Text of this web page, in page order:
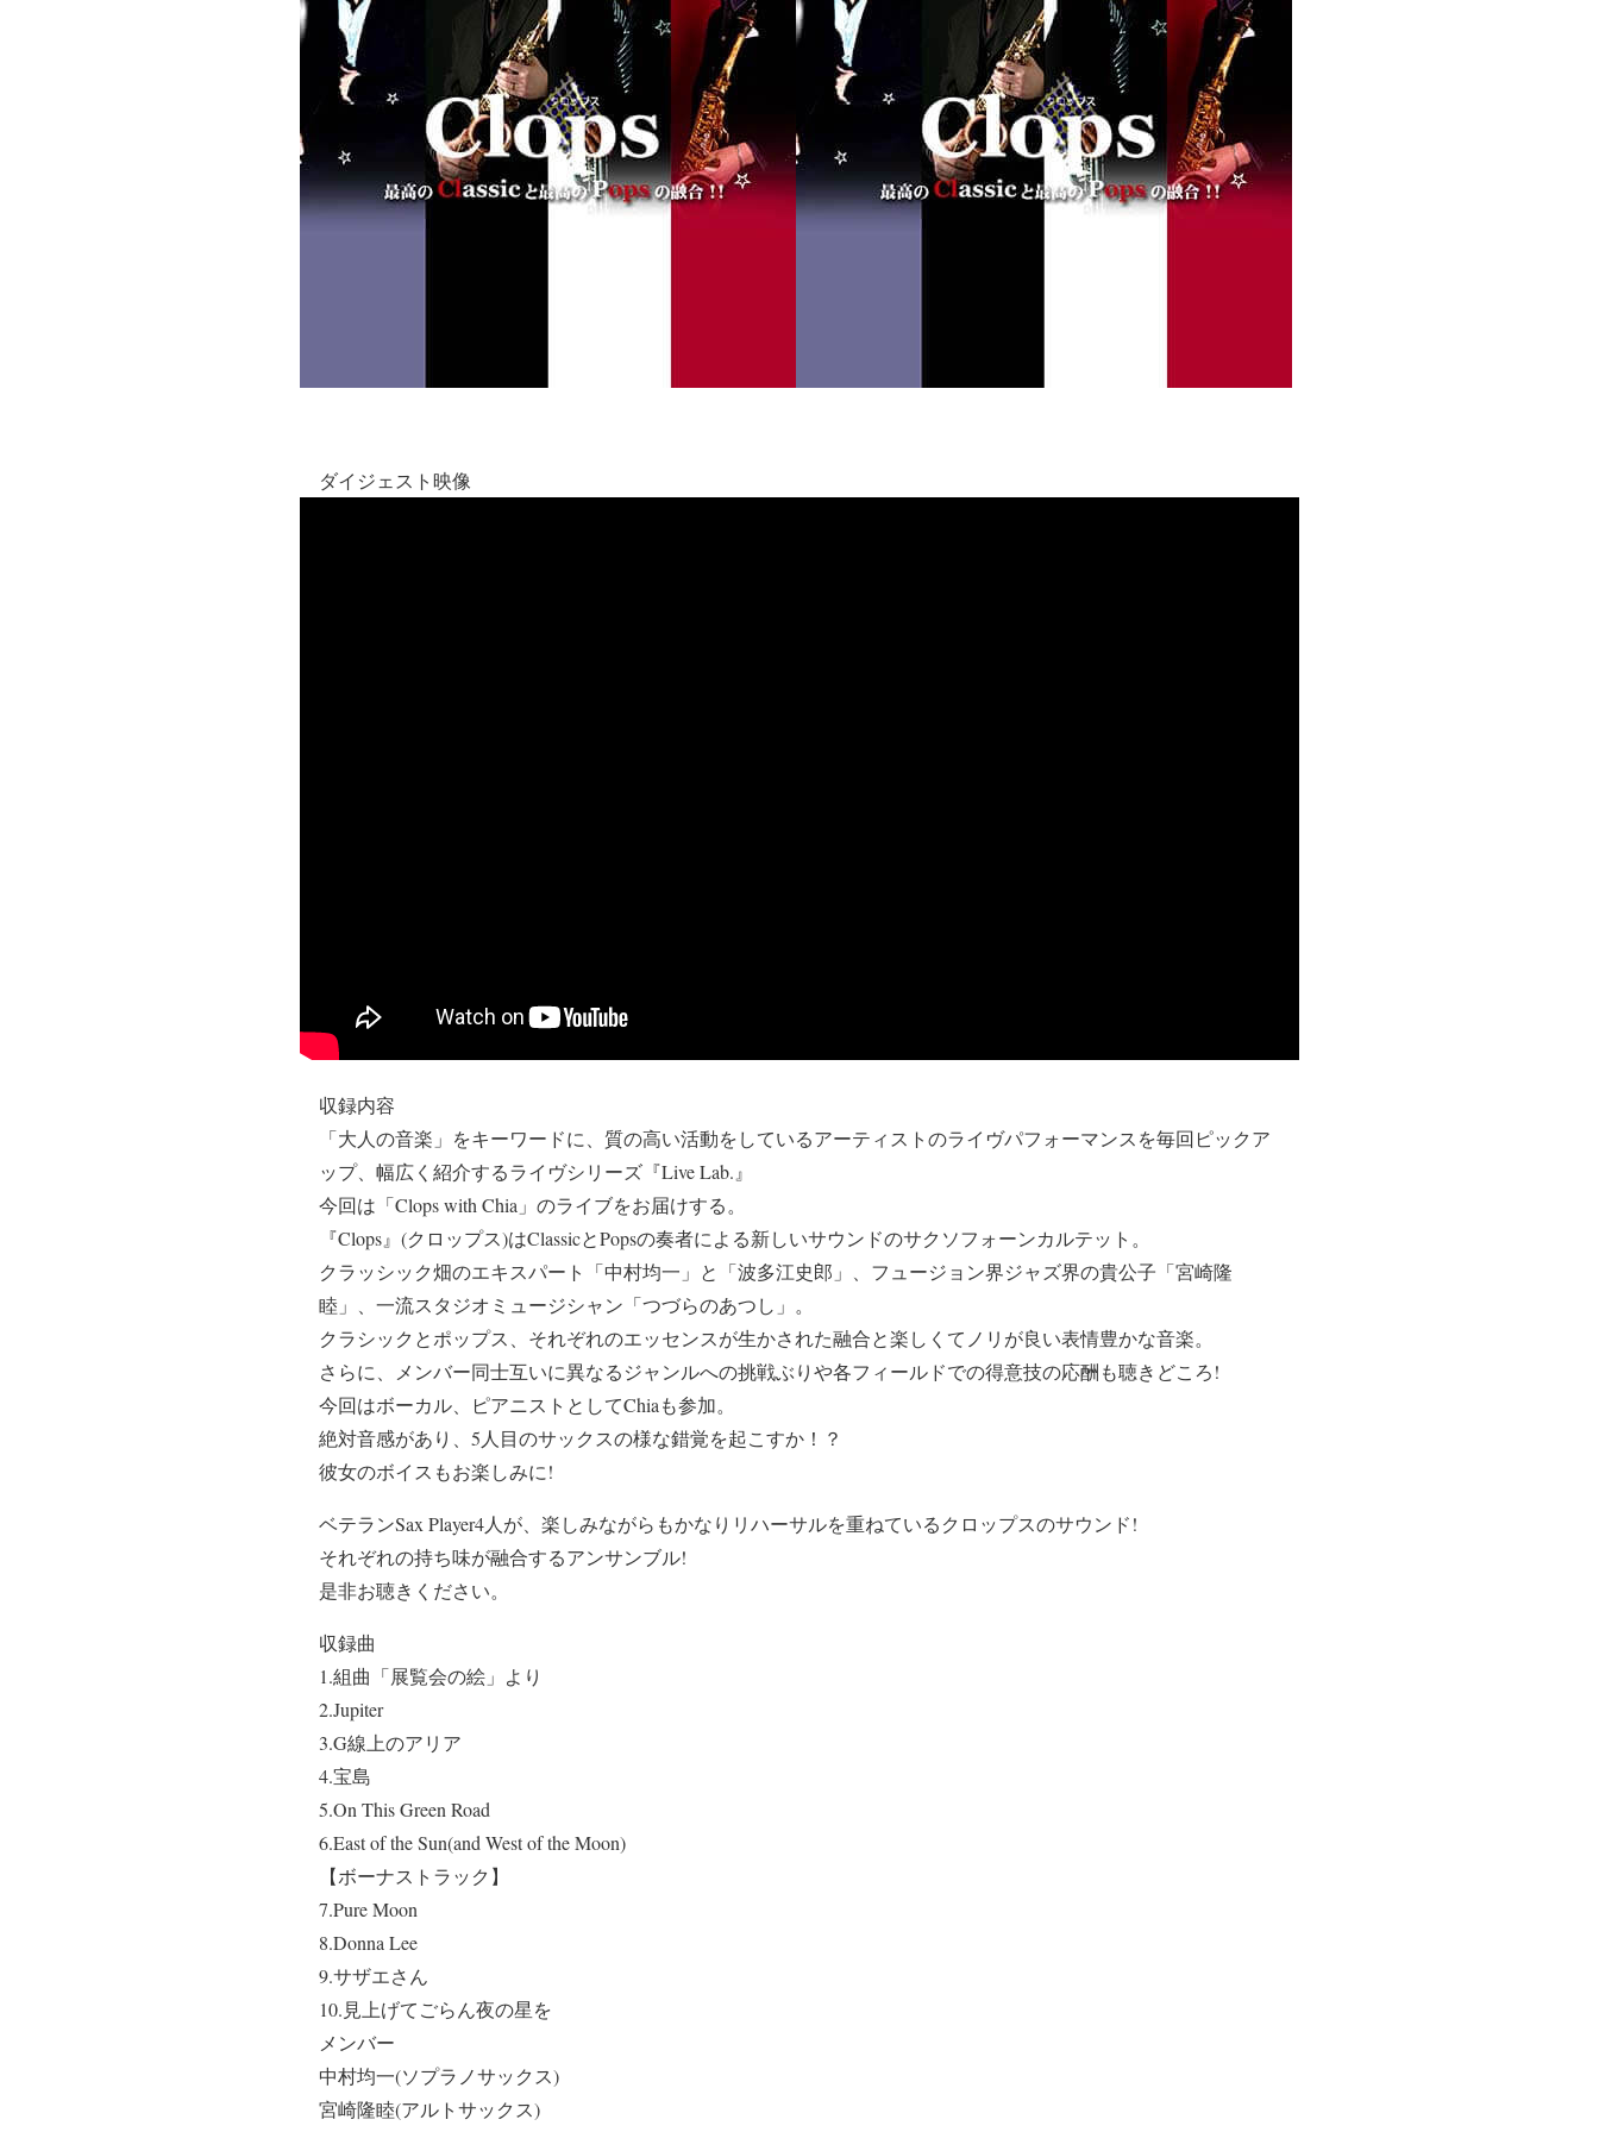
ダイジェスト映像
収録内容
「大人の音楽」をキーワードに、質の高い活動をしているアーティストのライヴパフォーマンスを毎回ピックア
ップ、幅広く紹介するライヴシリーズ『Live Lab.』
今回は「Clops with Chia」のライブをお届けする。
『Clops』(クロップス)はClassicとPopsの奏者による新しいサウンドのサクソフォーンカルテット。
クラッシック畑のエキスパート「中村均一」と「波多江史郎」、フュージョン界ジャズ界の貴公子「宮崎隆
睦」、一流スタジオミュージシャン「つづらのあつし」。
クラシックとポップス、それぞれのエッセンスが生かされた融合と楽しくてノリが良い表情豊かな音楽。
さらに、メンバー同士互いに異なるジャンルへの挑戦ぶりや各フィールドでの得意技の応酬も聴きどころ!
今回はボーカル、ピアニストとしてChiaも参加。
絶対音感があり、5人目のサックスの様な錯覚を起こすか！？
彼女のボイスもお楽しみに!
ベテランSax Player4人が、楽しみながらもかなりリハーサルを重ねているクロップスのサウンド!
それぞれの持ち味が融合するアンサンブル!
是非お聴きください。
収録曲
1.組曲「展覧会の絵」より
2.Jupiter
3.G線上のアリア
4.宝島
5.On This Green Road
6.East of the Sun(and West of the Moon)
【ボーナストラック】
7.Pure Moon
8.Donna Lee
9.サザエさん
10.見上げてごらん夜の星を
メンバー
中村均一(ソプラノサックス)
宮崎隆睦(アルトサックス)